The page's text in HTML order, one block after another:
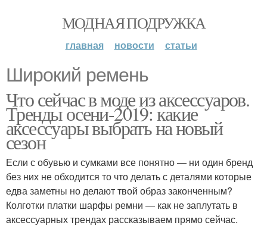
МОДНАЯ ПОДРУЖКА
главная новости статьи
Широкий ремень
Что сейчас в моде из аксессуаров.
Тренды осени-2019: какие
аксессуары выбрать на новый
сезон
Если с обувью и сумками все понятно — ни один бренд
без них не обходится то что делать с деталями которые
едва заметны но делают твой образ законченным?
Колготки платки шарфы ремни — как не заплутать в
аксессуарных трендах рассказываем прямо сейчас.